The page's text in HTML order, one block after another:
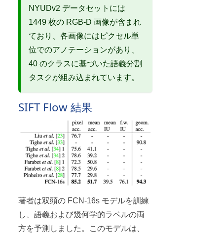
NYUDv2 データセットには
1449 枚の RGB-D 画像が含まれ
ており、各画像にはピクセル単
位でのアノテーションがあり、
40 のクラスに基づいた語義分割
タスクが組み込まれています。
SIFT Flow 結果
著者は双頭の FCN-16s モデルを訓練
し、語義および幾何学的ラベルの両
方を予測しました。このモデルは、